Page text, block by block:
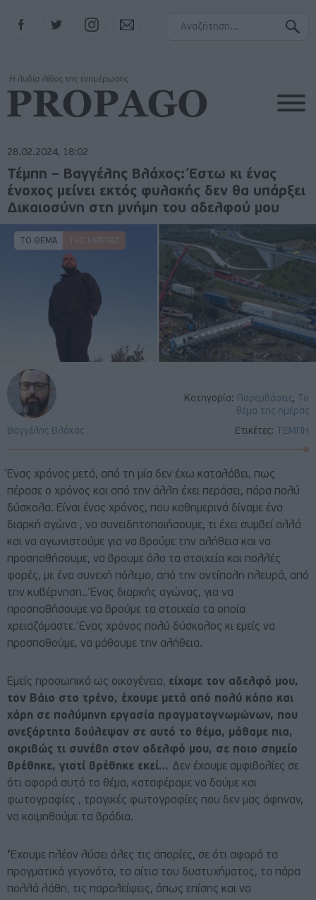
Instagram
28.02.2024, 18:02
ΤΟ ΘΕΜΑ ΤΗΣ ΗΜΈΡΑΣ
Κατηγορία: Παρεμβάσεις, Το
θέμα της ημέρας
Ετικέτες: ΤΕΜΠΗ
Βαγγέλης Βλάχος
Τέμπη – Βαγγέλης Βλάχος: Έστω κι ένας
ένοχος μείνει εκτός φυλακής δεν θα υπάρξει
Δικαιοσύνη στη μνήμη του αδελφού μου
Ένας χρόνος μετά, από τη μία δεν έχω καταλάβει, πως
πέρασε ο χρόνος και από την άλλη έχει περάσει, πάρα πολύ
δύσκολα. Είναι ένας χρόνος, που καθημερινά δίναμε ένα
διαρκή αγώνα , να συνειδητοποιήσουμε, τι έχει συμβεί αλλά
και να αγωνιστούμε για να βρούμε την αλήθεια και να
προσπαθήσουμε, να βρουμε όλα τα στοιχεία και πολλές
φορές, με ένα συνεχή πόλεμο, από την αντίπαλη πλευρά, από
την κυβέρνηση.. Ένας διαρκής αγώνας, για να
προσπαθήσουμε να βρούμε τα στοιχεία τα οποία
χρειαζόμαστε. Ένας χρόνος πολύ δύσκολος κι εμείς να
προσπαθούμε, να μάθουμε την αλήθεια.
Εμείς προσωπικά ως οικογένεια, είχαμε τον αδελφό μου,
τον Βάιο στο τρένο, έχουμε μετά από πολύ κόπο και
χάρη σε πολύμηνη εργασία πραγματογνωμώνων, που
ανεξάρτητα δούλεψαν σε αυτό το θέμα, μάθαμε πια,
ακριβώς τι συνέβη στον αδελφό μου, σε ποιο σημείο
βρέθηκε, γιατί βρέθηκε εκεί… Δεν έχουμε αμφιβολίες σε
ότι αφορά αυτό το θέμα, καταφέραμε να δούμε και
φωτογραφίες , τραγικές φωτογραφίες που δεν μας άφηναν,
να κοιμηθούμε τα βράδια.
‘Έχουμε πλέον λύσει όλες τις απορίες, σε ότι αφορά τα
πραγματικά γεγονότα, τα αίτια του δυστυχήματος, τα πάρα
πολλά λάθη, τις παραλείψεις, όπως επίσης και να